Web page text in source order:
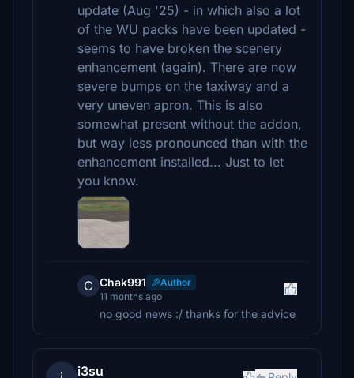
update (Aug '25) - in which also a lot
of the WU packs have been updated -
seems to have broken the scenery
enhancement (again). There are now
severe bumps on the taxiway and a
very uneven apron. This is also
somewhat present without the addon,
but way less pronounced than with the
enhancement installed... Just to let
you know.
C Chak991
Author
11 months ago
no good news :/ thanks for the advice
i3su